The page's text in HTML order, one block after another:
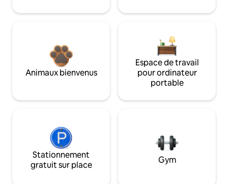
Animaux bienvenus
Espace de travail
pour ordinateur
portable
Stationnement
gratuit sur place
Gym